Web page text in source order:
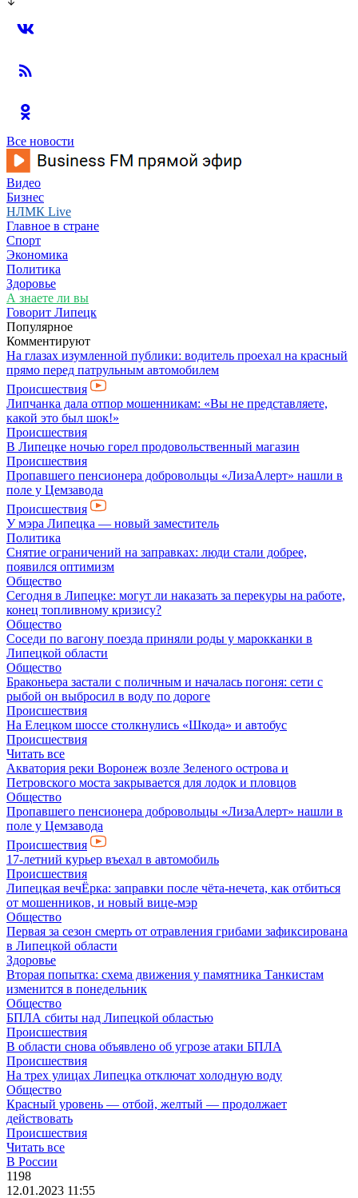
Все новости
Видео
Бизнес
НЛМК Live
Главное в стране
Спорт
Экономика
Политика
Здоровье
А знаете ли вы
Говорит Липецк
Популярное
Комментируют
На глазах изумленной публики: водитель проехал на красный
прямо перед патрульным автомобилем
Происшествия
Липчанка дала отпор мошенникам: «Вы не представляете,
какой это был шок!»
Происшествия
В Липецке ночью горел продовольственный магазин
Происшествия
Пропавшего пенсионера добровольцы «ЛизаАлерт» нашли в
поле у Цемзавода
Происшествия
У мэра Липецка — новый заместитель
Политика
Снятие ограничений на заправках: люди стали добрее,
появился оптимизм
Общество
Сегодня в Липецке: могут ли наказать за перекуры на работе,
конец топливному кризису?
Общество
Соседи по вагону поезда приняли роды у марокканки в
Липецкой области
Общество
Браконьера застали с поличным и началась погоня: сети с
рыбой он выбросил в воду по дороге
Происшествия
На Елецком шоссе столкнулись «Шкода» и автобус
Происшествия
Читать все
Акватория реки Воронеж возле Зеленого острова и
Петровского моста закрывается для лодок и пловцов
Общество
Пропавшего пенсионера добровольцы «ЛизаАлерт» нашли в
поле у Цемзавода
Происшествия
17-летний курьер въехал в автомобиль
Происшествия
Липецкая вечЁрка: заправки после чёта-нечета, как отбиться
от мошенников, и новый вице-мэр
Общество
Первая за сезон смерть от отравления грибами зафиксирована
в Липецкой области
Здоровье
Вторая попытка: схема движения у памятника Танкистам
изменится в понедельник
Общество
БПЛА сбиты над Липецкой областью
Происшествия
В области снова объявлено об угрозе атаки БПЛА
Происшествия
На трех улицах Липецка отключат холодную воду
Общество
Красный уровень — отбой, желтый — продолжает
действовать
Происшествия
Читать все
В России
1198
12.01.2023 11:55